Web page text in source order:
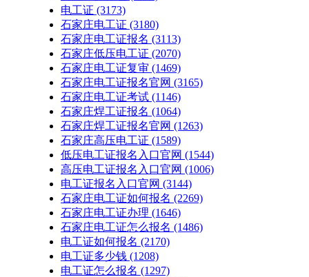
电工证 (3173)
石家庄电工证 (3180)
石家庄电工证报名 (3113)
石家庄低压电工证 (2070)
石家庄电工证复审 (1469)
石家庄电工证报名官网 (3165)
石家庄电工证考试 (1146)
石家庄焊工证报名 (1064)
石家庄焊工证报名官网 (1263)
石家庄高压电工证 (1589)
低压电工证报名入口官网 (1544)
高压电工证报名入口官网 (1006)
电工证报名入口官网 (3144)
石家庄电工证如何报名 (2269)
石家庄电工证办理 (1646)
石家庄电工证怎么报名 (1486)
电工证如何报名 (2170)
电工证多少钱 (1208)
电工证怎么报名 (1297)